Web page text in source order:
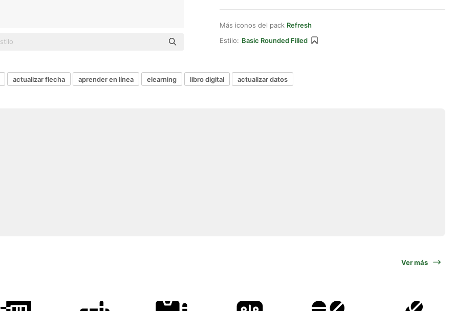
Más iconos del pack Refresh
Estilo: Basic Rounded Filled
actualizar flecha aprender en línea elearning libro digital actualizar datos
Ver más